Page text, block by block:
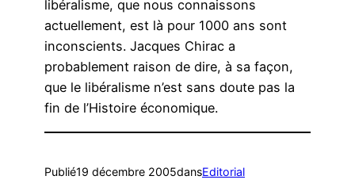
libéralisme, que nous connaissons
actuellement, est là pour 1000 ans sont
inconscients. Jacques Chirac a
probablement raison de dire, à sa façon,
que le libéralisme n’est sans doute pas la
fin de l’Histoire économique.
Publié19 décembre 2005dansEditorial